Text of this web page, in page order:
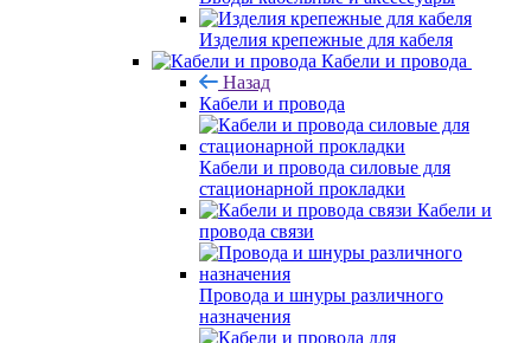
Изделия крепежные для кабеля
Кабели и провода
Назад
Кабели и провода
Кабели и провода силовые для
стационарной прокладки
Кабели и
провода связи
Провода и шнуры различного
назначения